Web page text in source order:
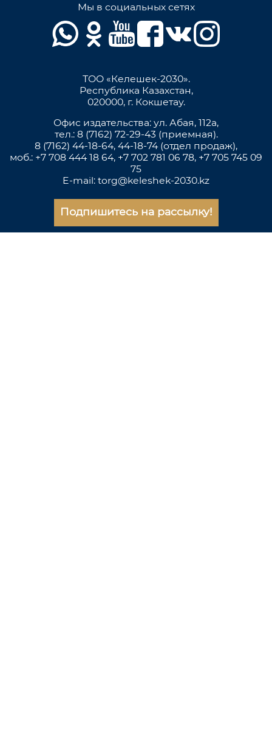
Мы в социальных сетях
ТОО «Келешек-2030».
Республика Казахстан,
020000, г. Кокшетау.
Офис издательства: ул. Абая, 112а,
тел.: 8 (7162) 72-29-43 (приемная).
8 (7162) 44-18-64, 44-18-74 (отдел продаж),
моб.: +7 708 444 18 64, +7 702 781 06 78, +7 705 745 09
75
E-mail: torg@keleshek-2030.kz
Подпишитесь на рассылку!